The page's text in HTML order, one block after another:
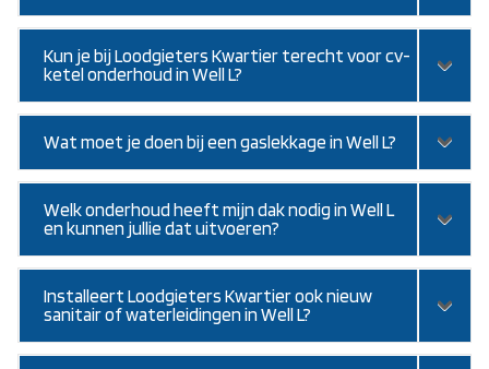
Kun je bij Loodgieters Kwartier terecht voor cv-
ketel onderhoud in Well L?
Wat moet je doen bij een gaslekkage in Well L?
Welk onderhoud heeft mijn dak nodig in Well L
en kunnen jullie dat uitvoeren?
Installeert Loodgieters Kwartier ook nieuw
sanitair of waterleidingen in Well L?